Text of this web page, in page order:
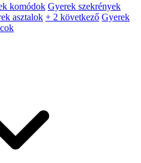
komódok Gyerek szekrények
asztalok + 2 következő Gyerek